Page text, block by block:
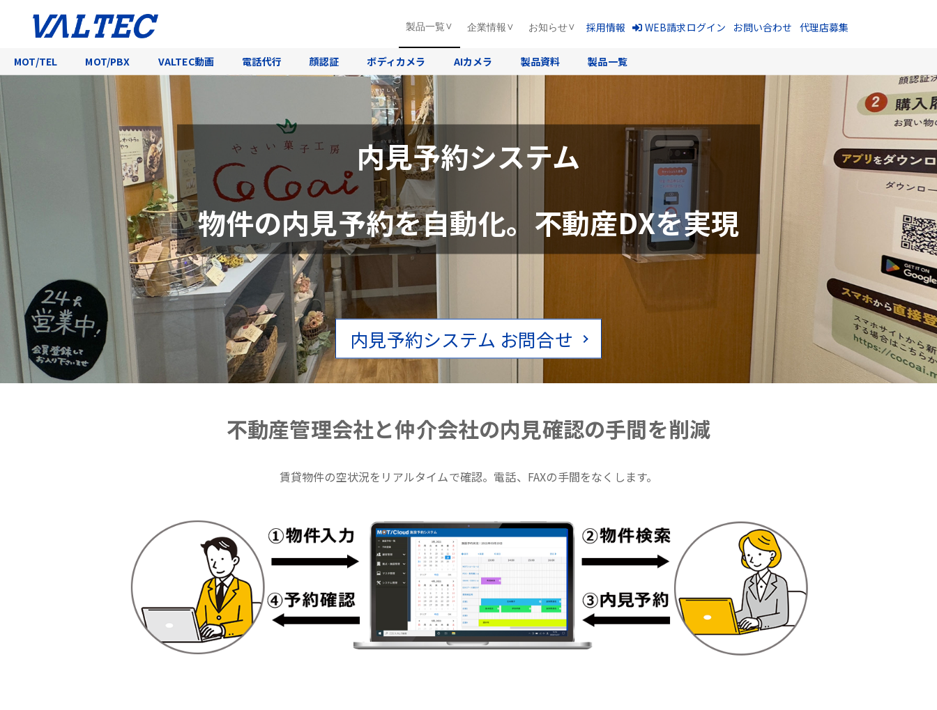
製品一覧
MOT/TEL MOT/PBX VALTEC動画 電話代行 顔認証 ボディカメラ AIカメラ 製品資料 製品一覧
企業情報 お知らせ 採用情報 WEB請求ログイン お問い合わせ 代理店募集
内見予約システム
物件の内見予約を自動化。不動産DXを実現
内見予約システム お問合せ
不動産管理会社と仲介会社の内見確認の手間を削減
賃貸物件の空状況をリアルタイムで確認。電話、FAXの手間をなくします。